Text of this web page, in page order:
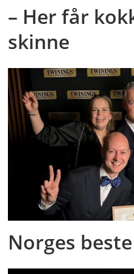
– Her får
skinne
Norges